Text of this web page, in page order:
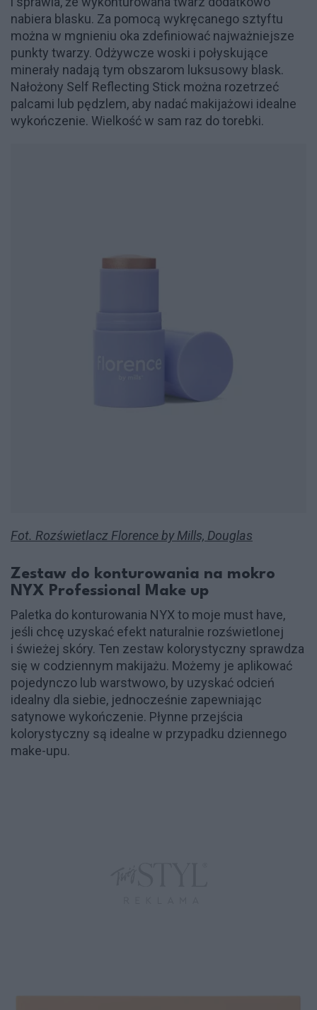
nabiera blasku. Za pomocą wykręcanego sztyftu
można w mgnieniu oka zdefiniować najważniejsze
punkty twarzy. Odżywcze woski i połyskujące
minerały nadają tym obszarom luksusowy blask.
Nałożony Self Reflecting Stick można rozetrzeć
palcami lub pędzlem, aby nadać makijażowi idealne
wykończenie. Wielkość w sam raz do torebki.
Fot. Rozświetlacz Florence by Mills, Douglas
Zestaw do konturowania na mokro
NYX Professional Make up
Paletka do konturowania NYX to moje must have,
jeśli chcę uzyskać efekt naturalnie rozświetlonej
i świeżej skóry. Ten zestaw kolorystyczny sprawdza
się w codziennym makijażu. Możemy je aplikować
pojedynczo lub warstwowo, by uzyskać odcień
idealny dla siebie, jednocześnie zapewniając
satynowe wykończenie. Płynne przejścia
kolorystyczny są idealne w przypadku dziennego
make-upu.